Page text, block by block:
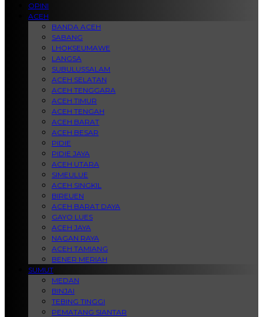
OPINI
ACEH
BANDA ACEH
SABANG
LHOKSEUMAWE
LANGSA
SUBULUSSALAM
ACEH SELATAN
ACEH TENGGARA
ACEH TIMUR
ACEH TENGAH
ACEH BARAT
ACEH BESAR
PIDIE
PIDIE JAYA
ACEH UTARA
SIMEULUE
ACEH SINGKIL
BIREUEN
ACEH BARAT DAYA
GAYO LUES
ACEH JAYA
NAGAN RAYA
ACEH TAMIANG
BENER MERIAH
SUMUT
MEDAN
BINJAI
TEBING TINGGI
PEMATANG SIANTAR